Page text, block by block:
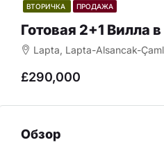
ВТОРИЧКА ПРОДАЖА
Готовая 2+1 Вилла
Lapta, Lapta-Alsancak-Çamlıbel Belediyesi,
£290,000
Обзор